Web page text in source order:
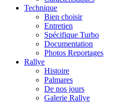
Technique
Bien choisir
Entretien
Spécifique Turbo
Documentation
Photos Reportages
Rallye
Histoire
Palmares
De nos jours
Galerie Rallye